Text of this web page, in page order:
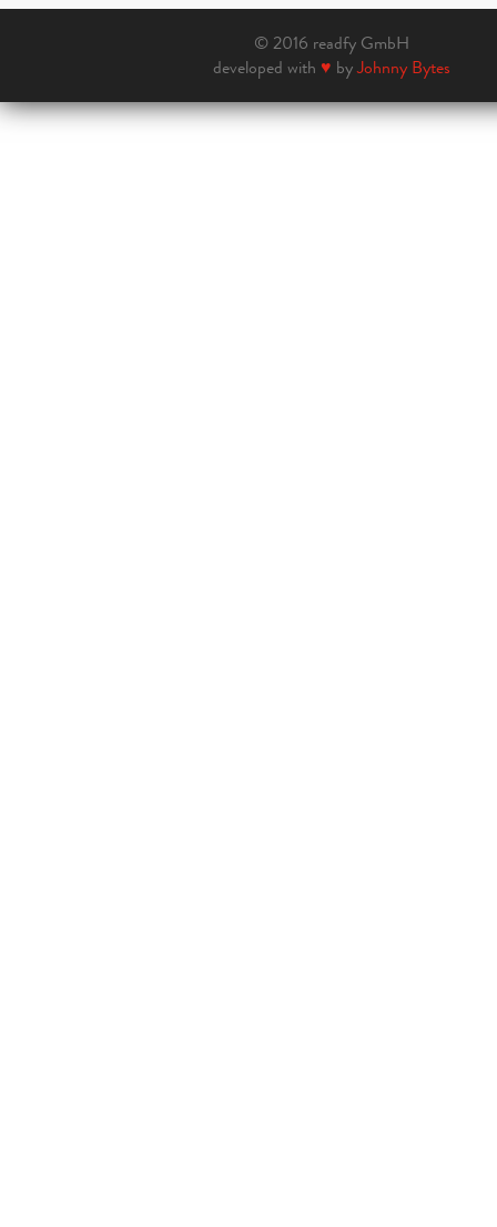
© 2016 readfy GmbH
developed with ♥ byJohnny Bytes